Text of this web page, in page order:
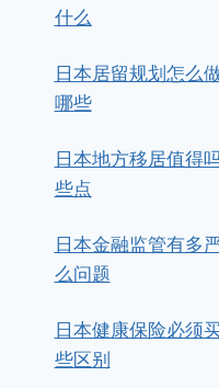
什么
日本居留规划怎么
哪些
日本地方移居值得
些点
日本金融监管有多
么问题
日本健康保险必须
些区别